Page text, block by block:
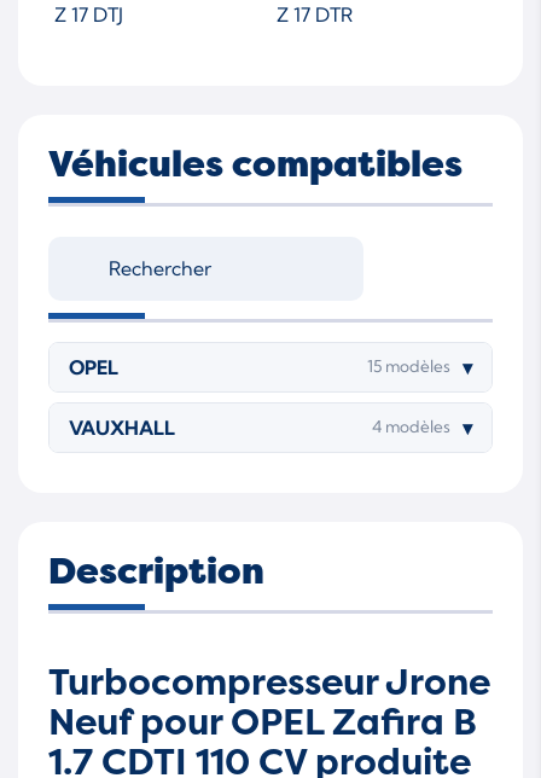
Z 17 DTJ
Z 17 DTR
Véhicules compatibles
OPEL 15 modèles ▾
VAUXHALL 4 modèles ▾
Description
Turbocompresseur Jrone
Neuf pour OPEL Zafira B
1.7 CDTI 110 CV produite